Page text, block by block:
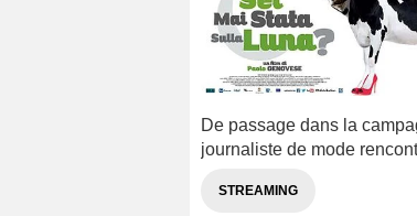
De passage dans la
journaliste de mode
STREAMING